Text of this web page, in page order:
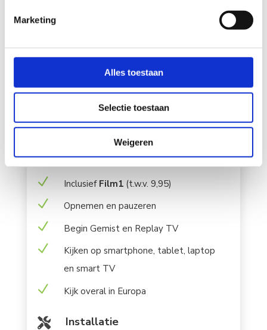
Marketing
Alles toestaan
Selectie toestaan
Weigeren
Internetsnelheid van 1 Gbps
Gratis wifi-router
Interactieve TV
N GratisESPN Compleet
N InclusiefFilm1 (t.w.v. 9,95)
N Opnemen en pauzeren
N Begin Gemist en Replay TV
N
Kijken op smartphone, tablet, laptop
en smart TV
N Kijk overal in Europa
 Installatie